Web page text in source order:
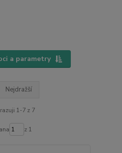
a parametry
Nejdražší
1-7 z 7
z 1